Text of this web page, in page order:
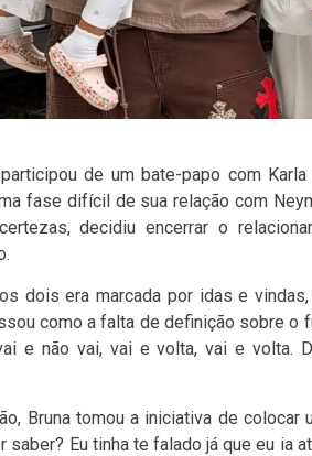
de um bate-papo com
fase difícil de sua relação com
decidiu encerrar o
dois era marcada por idas e
como a falta de definição sobre o
e não vai, vai e volta, vai e volta.
Bruna tomou a iniciativa de
saber? Eu tinha te falado já que eu ia